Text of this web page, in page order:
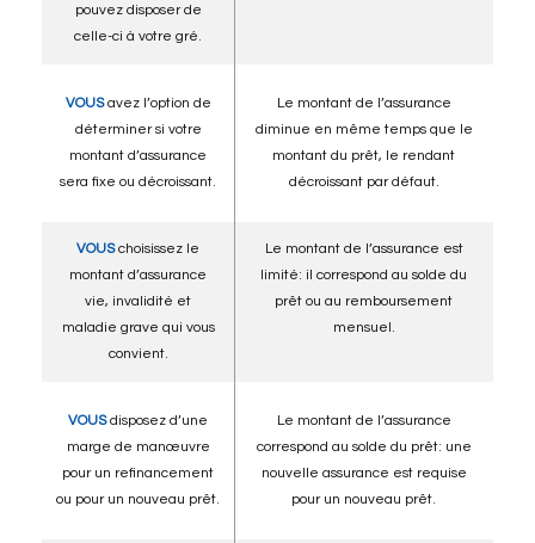
pouvez disposer de
celle-ci à votre gré.
VOUSavez l’option de
déterminer si votre
montant d’assurance
sera fixe ou décroissant.
Le montant de l’assurance
diminue en même temps que le
montant du prêt, le rendant
décroissant par défaut.
VOUSchoisissez le
montant d’assurance
vie, invalidité et
maladie grave qui vous
convient.
Le montant de l’assurance est
limité: il correspond au solde du
prêt ou au remboursement
mensuel.
VOUSdisposez d’une
marge de manœuvre
pour un refinancement
ou pour un nouveau prêt.
Le montant de l’assurance
correspond au solde du prêt: une
nouvelle assurance est requise
pour un nouveau prêt.